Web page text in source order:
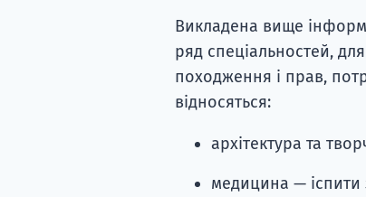
Викладена вище
ряд спеціальностей,
походження і прав,
відносяться:
архітектура та
медицина — іспити